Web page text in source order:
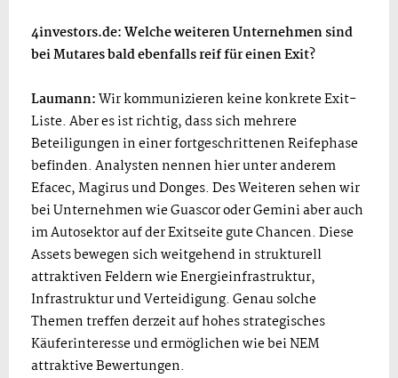
4investors.de: Welche weiteren Unternehmen sind
bei Mutares bald ebenfalls reif für einen Exit?
Laumann:Wir kommunizieren keine konkrete Exit-
Liste. Aber es ist richtig, dass sich mehrere
Beteiligungen in einer fortgeschrittenen Reifephase
befinden. Analysten nennen hier unter anderem
Efacec, Magirus und Donges. Des Weiteren sehen wir
bei Unternehmen wie Guascor oder Gemini aber auch
im Autosektor auf der Exitseite gute Chancen. Diese
Assets bewegen sich weitgehend in strukturell
attraktiven Feldern wie Energieinfrastruktur,
Infrastruktur und Verteidigung. Genau solche
Themen treffen derzeit auf hohes strategisches
Käuferinteresse und ermöglichen wie bei NEM
attraktive Bewertungen.